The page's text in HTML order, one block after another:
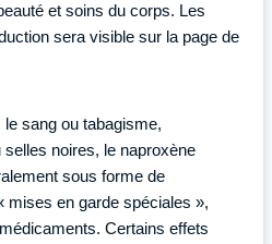
et soins du corps. Les
sera visible sur la page de
sang ou tabagisme,
noires, le naproxène
sous forme de
mises en garde spéciales »,
Certains effets